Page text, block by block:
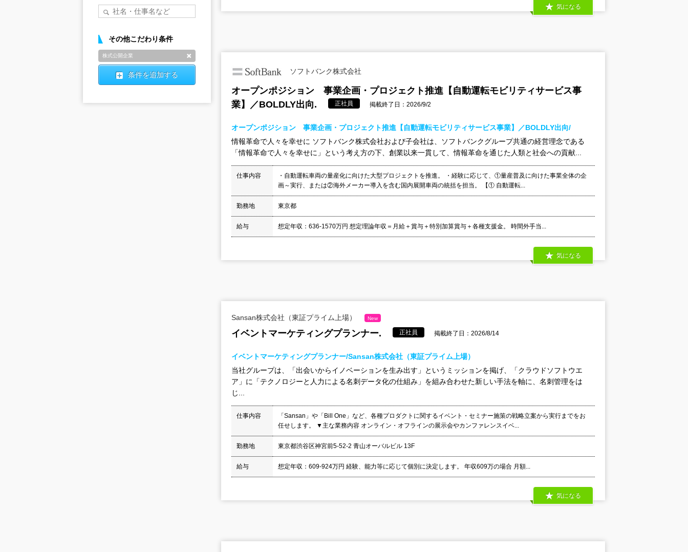
気になる
ソフトバンク株式会社
オープンポジション 事業企画・プロジェクト推進【自動運転モビリティサービス事
業】／BOLDLY出向.
正社員 掲載終了日：2026/9/2
オープンポジション 事業企画・プロジェクト推進【自動運転モビリティサービス事業】／BOLDLY出向/
情報革命で人々を幸せに ソフトバンク株式会社および子会社は、ソフトバンクグループ共通の経営理念である
「情報革命で人々を幸せに」という考え方の下、創業以来一貫して、情報革命を通じた人類と社会への貢献...
仕事内容
・自動運転車両の量産化に向けた大型プロジェクトを推進。 ・経験に応じて、①量産普及に向けた事業全体の企
画～実行、または②海外メーカー導入を含む国内展開車両の統括を担当。 【① 自動運転...
勤務地 東京都
給与 想定年収：636-1570万円 想定理論年収＝月給＋賞与＋特別加算賞与＋各種支援金。 時間外手当...
気になる
Sansan株式会社（東証プライム上場） New
イベントマーケティングプランナー. 正社員 掲載終了日：2026/8/14
イベントマーケティングプランナー/Sansan株式会社（東証プライム上場）
当社グループは、「出会いからイノベーションを生み出す」というミッションを掲げ、「クラウドソフトウエ
ア」に「テクノロジーと人力による名刺データ化の仕組み」を組み合わせた新しい手法を軸に、名刺管理をは
じ...
仕事内容
「Sansan」や「Bill One」など、各種プロダクトに関するイベント・セミナー施策の戦略立案から実行までをお
任せします。 ▼主な業務内容 オンライン・オフラインの展示会やカンファレンスイベ...
勤務地 東京都渋谷区神宮前5-52-2 青山オーバルビル 13F
給与 想定年収：609-924万円 経験、能力等に応じて個別に決定します。 年収609万の場合 月額...
気になる
その他こだわり条件
株式公開企業
条件を追加する